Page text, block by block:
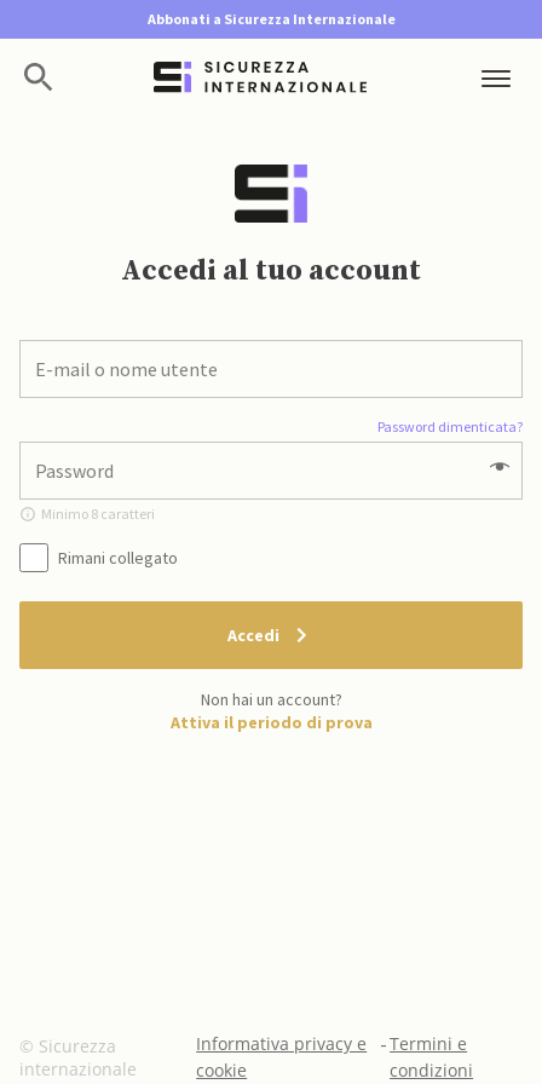
Abbonati a Sicurezza Internazionale
Accedi al tuo account
Password dimenticata?
Minimo 8 caratteri
Rimani collegato
Accedi
Non hai un account?
Attiva il periodo di prova
© Sicurezza
internazionale
Informativa privacy e
cookie
-Termini e
condizioni